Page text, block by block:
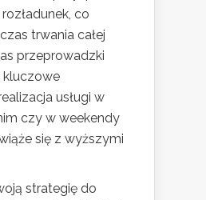
co
trwania całej
przeprowadzki
kluczowe
usługi w
czy w weekendy
się z wyższymi
strategię do